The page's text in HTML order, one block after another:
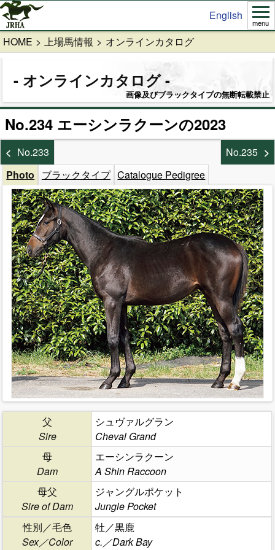
English
menu
HOME 上場馬情報 オンラインカタログ
オンラインカタログ
画像及びブラックタイプの無断転載禁止
No.234 エーシンラクーンの2023
No.233
No.235
Photo
ブラックタイプ Catalogue Pedigree
父
Sire
シュヴァルグラン
Cheval Grand
母
Dam
エーシンラクーン
A Shin Raccoon
母父
Sire of Dam
ジャングルポケット
Jungle Pocket
性別／毛色
Sex／Color
牡／黒鹿
c.／Dark Bay